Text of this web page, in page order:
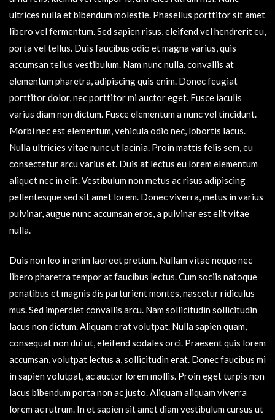
ultrices nulla et bibendum molestie. Phasellus porttitor sit amet
libero vel fermentum. Sed sapien risus, eleifend vel hendrerit eu,
porta vel tellus. Duis faucibus odio et magna varius, quis
accumsan tellus vestibulum. Nam nunc nulla, convallis at
elementum pharetra, adipiscing quis enim. Donec feugiat
porttitor dolor, nec porttitor mi auctor eget. Fusce iaculis
varius diam non dictum. Fusce elementum a nunc vel tincidunt.
Morbi nec est elementum, vehicula odio nec, lobortis lacus.
Nulla ultricies vitae nunc ut lacinia. Proin mattis felis sem, eu
consectetur arcu varius et. Duis at lectus eu lorem elementum
aliquet nec in elit. Vestibulum non metus ac risus adipiscing
pellentesque sed sit amet lorem. Donec viverra, metus in varius
pulvinar, augue nunc accumsan eros, a pulvinar est elit vitae
nulla.
Duis non leo in enim laoreet pretium. Nullam vitae neque nec
libero pharetra tempor at faucibus lectus. Cum sociis natoque
penatibus et magnis dis parturient montes, nascetur ridiculus
mus. Sed imperdiet convallis arcu. Nam sollicitudin sollicitudin
lacus non dictum. Aliquam erat volutpat. Nulla sapien quam,
consequat non dui ut, eleifend sodales orci. Praesent quis lorem
accumsan, volutpat lectus a, sollicitudin erat. Donec faucibus mi
in sapien volutpat, ac auctor lorem mollis. Proin eget turpis non
lacus bibendum porta non ac justo. Aliquam aliquam viverra
lorem ac rutrum. In et sapien sit amet diam vestibulum cursus ut